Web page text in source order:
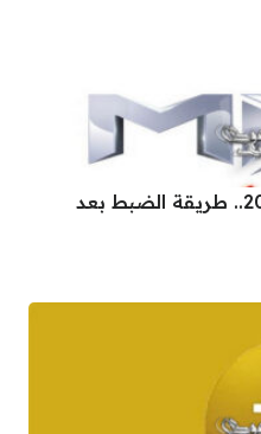
تردد قناة ميكس بالعربي 2026.. طريقة الضبط بعد